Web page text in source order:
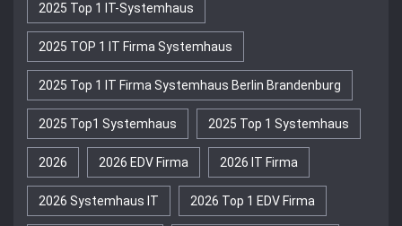
2025 Top 1 IT-Systemhaus
2025 TOP 1 IT Firma Systemhaus
2025 Top 1 IT Firma Systemhaus Berlin Brandenburg
2025 Top1 Systemhaus 2025 Top 1 Systemhaus
2026 2026 EDV Firma 2026 IT Firma
2026 Systemhaus IT 2026 Top 1 EDV Firma